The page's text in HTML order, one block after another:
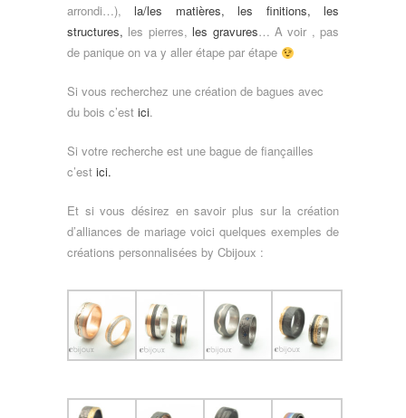
arrondi…),la/les matières, les finitions, les
structures, les pierres,les gravures… A voir , pas
de panique on va y aller étape par étape
Si vous recherchez une création de bagues avec
du bois c’est ici.
Si votre recherche est une bague de fiançailles
c’est ici.
Et si vous désirez en savoir plus sur la création
d’alliances de mariage voici quelques exemples de
créations personnalisées by Cbijoux :